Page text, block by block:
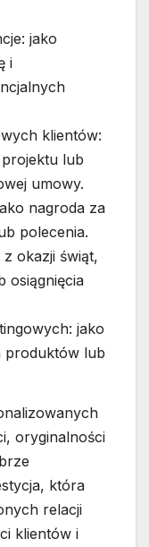
jako
i
klientów:
lub
umowy.
nagroda za
polecenia.
okazji świąt,
osiągnięcia
jako
produktów lub
oryginalności
która
relacji
klientów i